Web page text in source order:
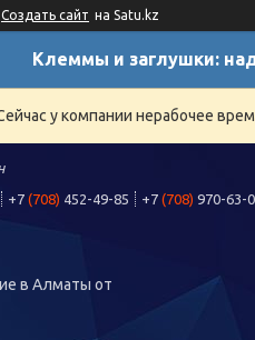
Создать сайт на Satu.kz
Клеммы и заглушки:
у компании нерабочее
+7 (708) 452-49-85 +7 (708) 970-63-
в Алматы от